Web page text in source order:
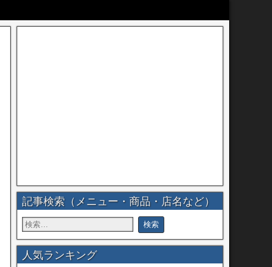
記事検索（メニュー・商品・店名など）
人気ランキング